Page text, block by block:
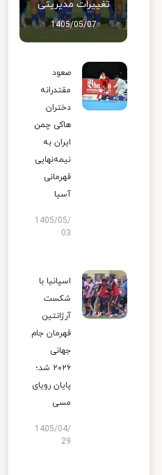
تغییرات مدیریتی
1405/05/07
صعود
مقتدرانه
دختران
هاکی چمن
ایران به
نیمه‌نهایی
قهرمانی
آسیا
1405/05/
03
اسپانیا با
شکست
آرژانتین
قهرمان جام
جهانی
۲۰۲۶ شد؛
پایان رویای
مسی
1405/04/
29